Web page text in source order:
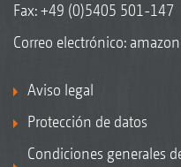
Fax: +49 (0)5405 501-147
Correo electrónico:
Aviso legal
Protección de datos
Condiciones generales